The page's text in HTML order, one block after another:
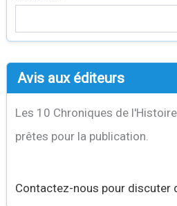
Avis aux éditeurs
Les 10 Chroniques de
prêtes pour la publication.
Contactez-nous pour discuter